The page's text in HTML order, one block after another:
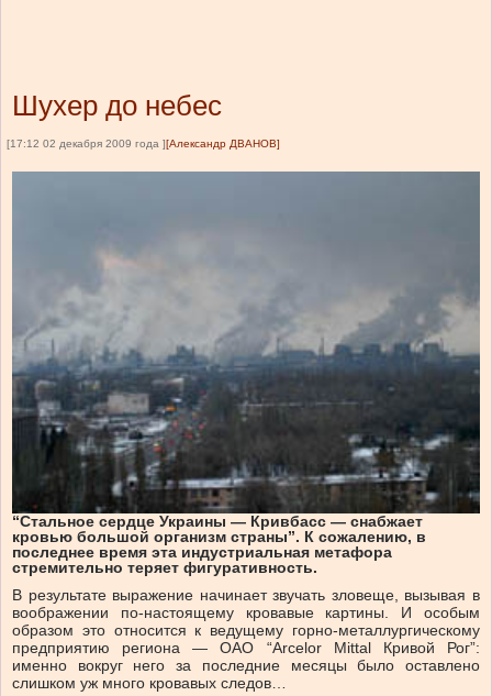
Шухер до небес
[17:12 02 декабря 2009 года ] [Александр ДВАНОВ]
“Стальное сердце Украины — Кривбасс — снабжает
кровью большой организм страны”. К сожалению, в
последнее время эта индустриальная метафора
стремительно теряет фигуративность.
В результате выражение начинает звучать зловеще, вызывая в
воображении по-настоящему кровавые картины. И особым
образом это относится к ведущему горно-металлургическому
предприятию региона — ОАО “Arcelor Mittal Кривой Рог”:
именно вокруг него за последние месяцы было оставлено
слишком уж много кровавых следов…